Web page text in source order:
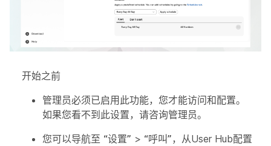
开始之前
管理员必须已启用此功能，您才能访问和配置。
如果您看不到此设置，请咨询管理员。
您可以导航至 “设置” > “呼叫”，从User Hub配置